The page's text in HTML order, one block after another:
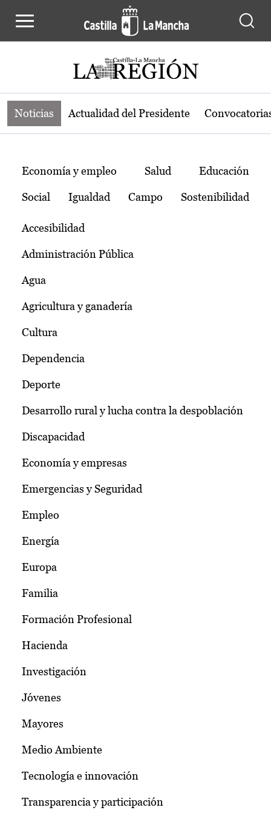
Noticias de la región de Castilla-La
Noticias Actualidad del Presidente
Temas
Economía y empleo Salud Educación
Social Igualdad Campo Sostenibilidad
Accesibilidad
Administración Pública
Agua
Agricultura y ganadería
Cultura
Dependencia
Deporte
Desarrollo rural y lucha contra la despoblación
Discapacidad
Economía y empresas
Emergencias y Seguridad
Empleo
Energía
Europa
Familia
Formación Profesional
Hacienda
Investigación
Jóvenes
Mayores
Medio Ambiente
Tecnología e innovación
Transparencia y participación